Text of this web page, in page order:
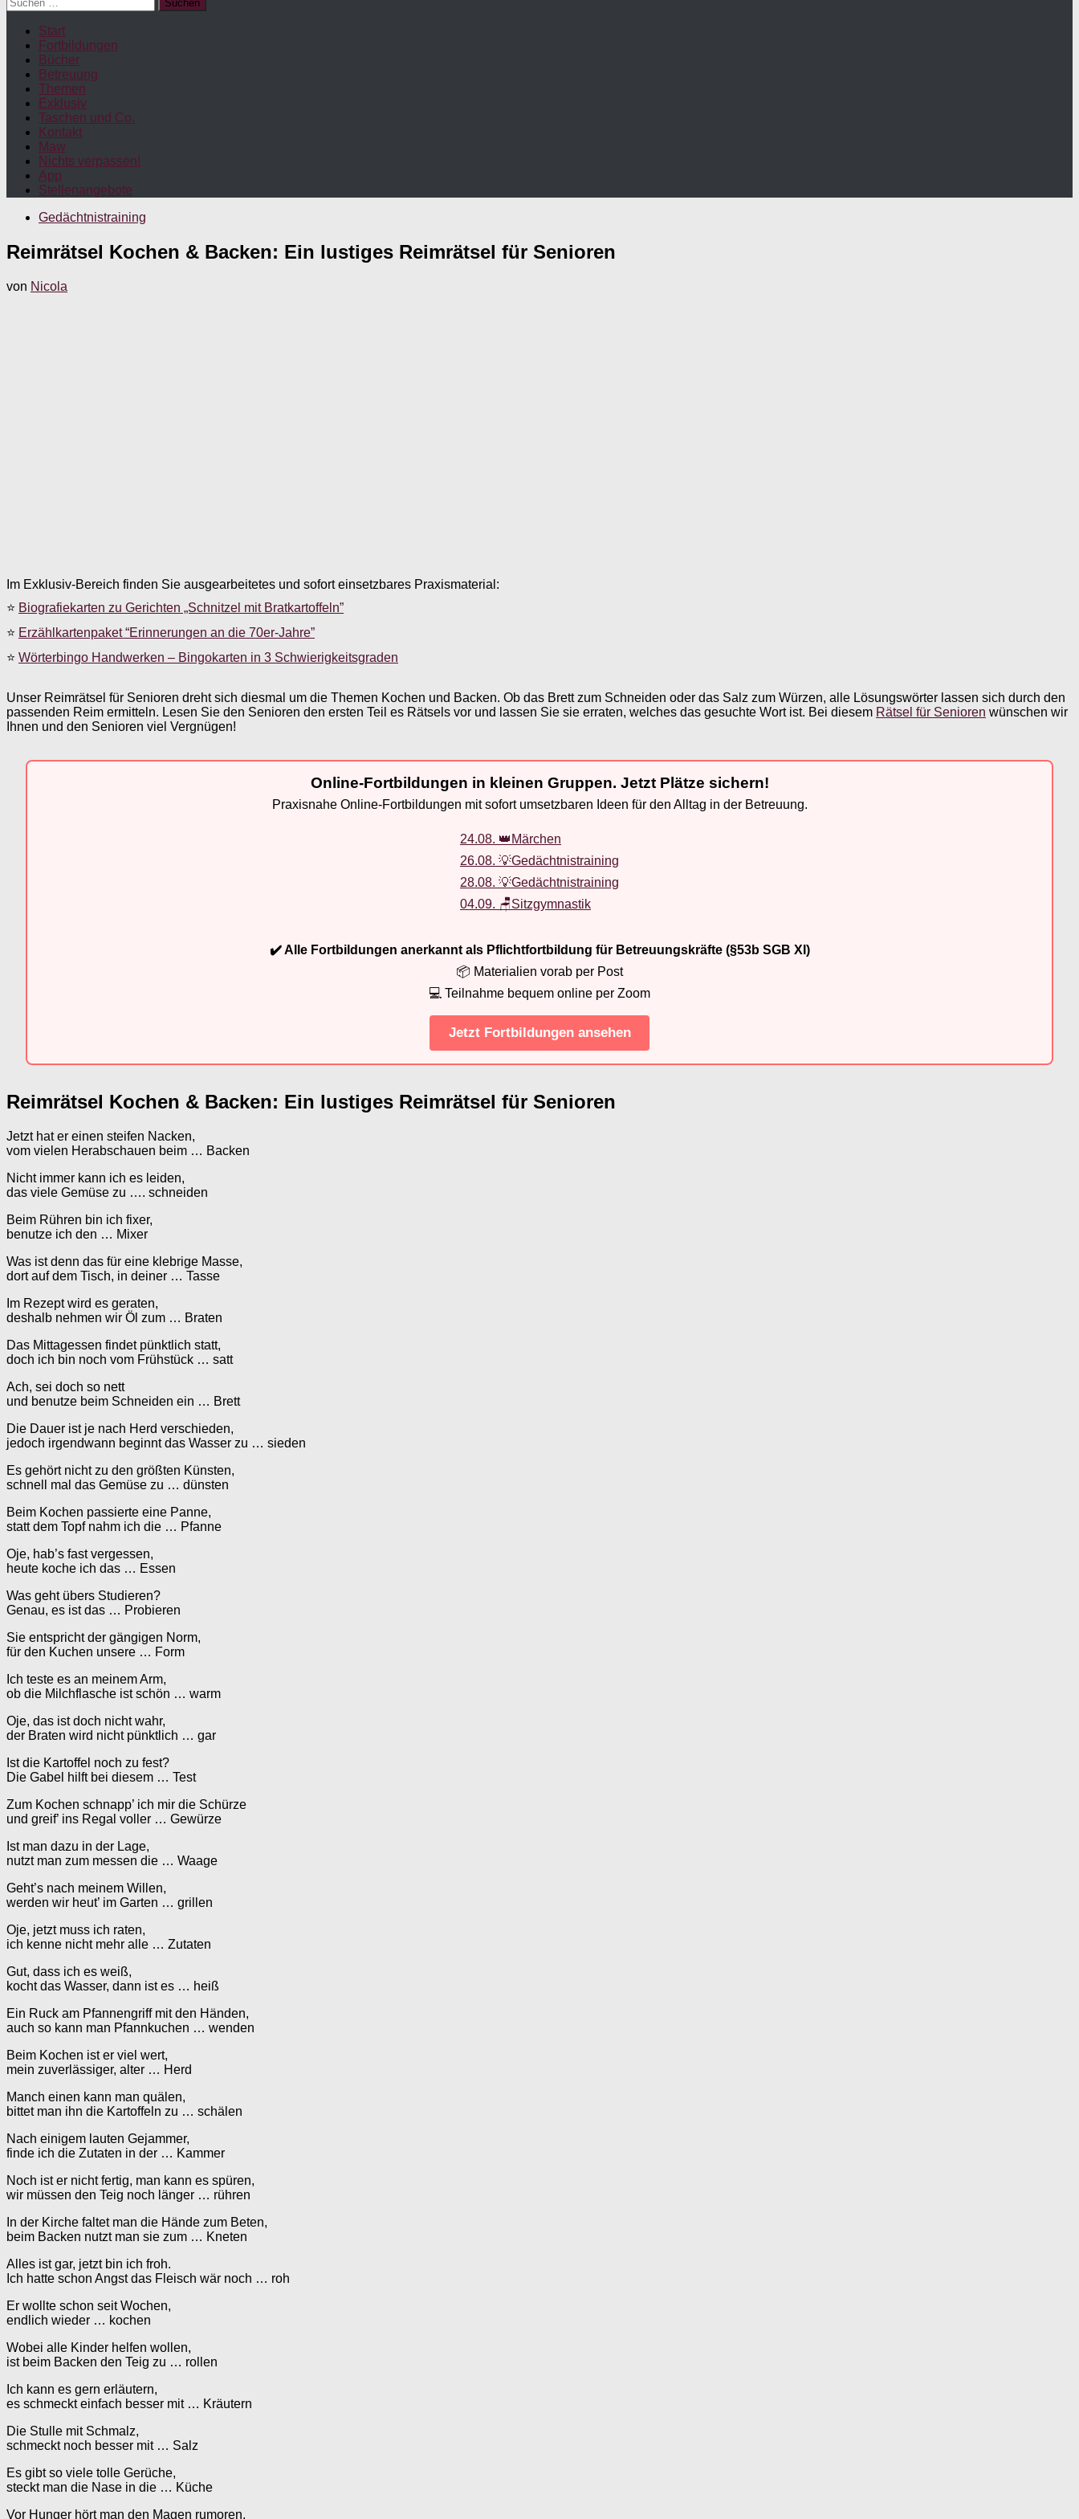
nach:
Start
Fortbildungen
Bücher
Betreuung
Themen
Exklusiv
Taschen und Co.
Kontakt
Maw
Nichts verpassen!
App
Stellenangebote
Gedächtnistraining
Reimrätsel Kochen & Backen: Ein lustiges Reimrätsel für Senioren
von Nicola
Im Exklusiv-Bereich finden Sie ausgearbeitetes und sofort einsetzbares Praxismaterial:
⭐ Biografiekarten zu Gerichten „Schnitzel mit Bratkartoffeln”
⭐ Erzählkartenpaket “Erinnerungen an die 70er-Jahre”
⭐ Wörterbingo Handwerken – Bingokarten in 3 Schwierigkeitsgraden
Unser Reimrätsel für Senioren dreht sich diesmal um die Themen Kochen und Backen. Ob das Brett zum Schneiden oder das Salz zum Würzen, alle Lösungswörter lassen sich durch den
passenden Reim ermitteln. Lesen Sie den Senioren den ersten Teil es Rätsels vor und lassen Sie sie erraten, welches das gesuchte Wort ist. Bei diesem Rätsel für Senioren wünschen wir
Ihnen und den Senioren viel Vergnügen!
Online-Fortbildungen in kleinen Gruppen. Jetzt Plätze sichern!
Praxisnahe Online-Fortbildungen mit sofort umsetzbaren Ideen für den Alltag in der Betreuung.
24.08. 👑Märchen
26.08. 💡Gedächtnistraining
28.08. 💡Gedächtnistraining
04.09. 🪑Sitzgymnastik
✔️ Alle Fortbildungen anerkannt als Pflichtfortbildung für Betreuungskräfte (§53b SGB XI)
📦 Materialien vorab per Post
💻 Teilnahme bequem online per Zoom
Jetzt Fortbildungen ansehen
Reimrätsel Kochen & Backen: Ein lustiges Reimrätsel für Senioren
Jetzt hat er einen steifen Nacken,
vom vielen Herabschauen beim … Backen
Nicht immer kann ich es leiden,
das viele Gemüse zu …. schneiden
Beim Rühren bin ich fixer,
benutze ich den … Mixer
Was ist denn das für eine klebrige Masse,
dort auf dem Tisch, in deiner … Tasse
Im Rezept wird es geraten,
deshalb nehmen wir Öl zum … Braten
Das Mittagessen findet pünktlich statt,
doch ich bin noch vom Frühstück … satt
Ach, sei doch so nett
und benutze beim Schneiden ein … Brett
Die Dauer ist je nach Herd verschieden,
jedoch irgendwann beginnt das Wasser zu … sieden
Es gehört nicht zu den größten Künsten,
schnell mal das Gemüse zu … dünsten
Beim Kochen passierte eine Panne,
statt dem Topf nahm ich die … Pfanne
Oje, hab’s fast vergessen,
heute koche ich das … Essen
Was geht übers Studieren?
Genau, es ist das … Probieren
Sie entspricht der gängigen Norm,
für den Kuchen unsere … Form
Ich teste es an meinem Arm,
ob die Milchflasche ist schön … warm
Oje, das ist doch nicht wahr,
der Braten wird nicht pünktlich … gar
Ist die Kartoffel noch zu fest?
Die Gabel hilft bei diesem … Test
Zum Kochen schnapp’ ich mir die Schürze
und greif’ ins Regal voller … Gewürze
Ist man dazu in der Lage,
nutzt man zum messen die … Waage
Geht’s nach meinem Willen,
werden wir heut’ im Garten … grillen
Oje, jetzt muss ich raten,
ich kenne nicht mehr alle … Zutaten
Gut, dass ich es weiß,
kocht das Wasser, dann ist es … heiß
Ein Ruck am Pfannengriff mit den Händen,
auch so kann man Pfannkuchen … wenden
Beim Kochen ist er viel wert,
mein zuverlässiger, alter … Herd
Manch einen kann man quälen,
bittet man ihn die Kartoffeln zu … schälen
Nach einigem lauten Gejammer,
finde ich die Zutaten in der … Kammer
Noch ist er nicht fertig, man kann es spüren,
wir müssen den Teig noch länger … rühren
In der Kirche faltet man die Hände zum Beten,
beim Backen nutzt man sie zum … Kneten
Alles ist gar, jetzt bin ich froh.
Ich hatte schon Angst das Fleisch wär noch … roh
Er wollte schon seit Wochen,
endlich wieder … kochen
Wobei alle Kinder helfen wollen,
ist beim Backen den Teig zu … rollen
Ich kann es gern erläutern,
es schmeckt einfach besser mit … Kräutern
Die Stulle mit Schmalz,
schmeckt noch besser mit … Salz
Es gibt so viele tolle Gerüche,
steckt man die Nase in die … Küche
Vor Hunger hört man den Magen rumoren,